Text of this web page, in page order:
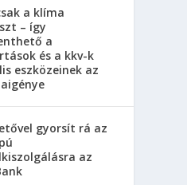
a klíma
– így
a
és a kkv-k
eszközeinek az
gyorsít rá az
az